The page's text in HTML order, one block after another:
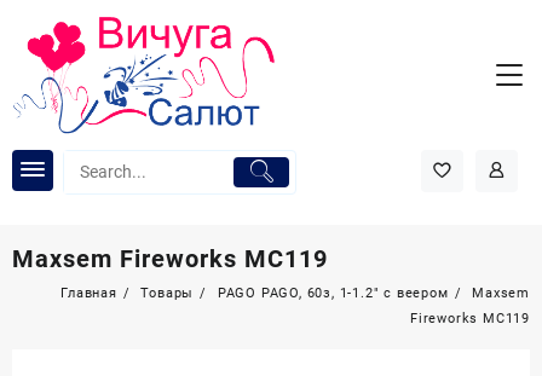
содержимому
Maxsem Fireworks МС119
Главная Товары PAGO PAGO, 60з, 1-1.2″ с веером
Maxsem
Fireworks МС119